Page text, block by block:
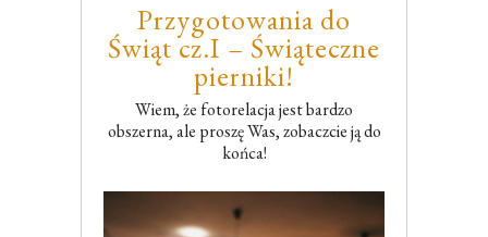
Przygotowania do
Świąt cz.I – Świąteczne
pierniki!
Wiem, że fotorelacja jest bardzo
obszerna, ale proszę Was, zobaczcie ją do
końca!